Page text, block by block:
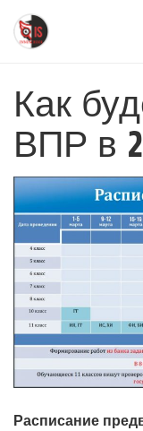
Перейти
основному
Как
ВПР в
Расписание